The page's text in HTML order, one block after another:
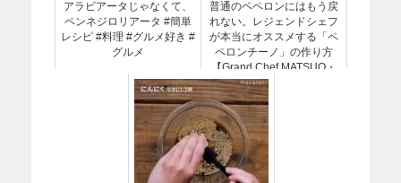
アラビアータじゃなくて、
ペンネジロリアータ #簡単
レシピ #料理 #グルメ好き #
グルメ
普通のペペロンにはもう戻
れない。レジェンドシェフ
が本当にオススメする「ペ
ペロンチーノ」の作り方
【Grand Chef MATSUO・
松尾幸造】｜クラシル #シ
ェフのレシピ帖